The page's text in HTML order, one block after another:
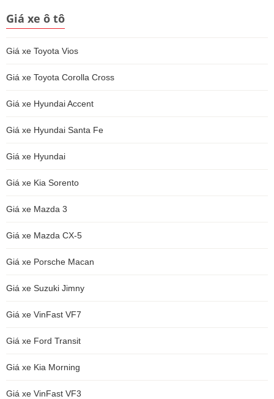
Giá xe ô tô
Giá xe Toyota Vios
Giá xe Toyota Corolla Cross
Giá xe Hyundai Accent
Giá xe Hyundai Santa Fe
Giá xe Hyundai
Giá xe Kia Sorento
Giá xe Mazda 3
Giá xe Mazda CX-5
Giá xe Porsche Macan
Giá xe Suzuki Jimny
Giá xe VinFast VF7
Giá xe Ford Transit
Giá xe Kia Morning
Giá xe VinFast VF3